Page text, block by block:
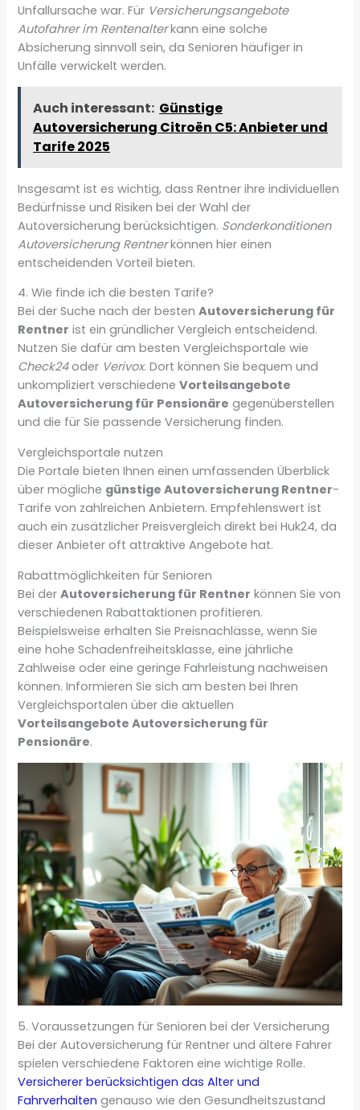
Unfallursache war. Für Versicherungsangebote
Autofahrer im Rentenalterkann eine solche
Absicherung sinnvoll sein, da Senioren häufiger in
Unfälle verwickelt werden.
Auch interessant: Günstige
Autoversicherung Citroën C5: Anbieter und
Tarife 2025
Insgesamt ist es wichtig, dass Rentner ihre individuellen
Bedürfnisse und Risiken bei der Wahl der
Autoversicherung berücksichtigen. Sonderkonditionen
Autoversicherung Rentnerkönnen hier einen
entscheidenden Vorteil bieten.
4. Wie finde ich die besten Tarife?
Bei der Suche nach der bestenAutoversicherung für
Rentner ist ein gründlicher Vergleich entscheidend.
Nutzen Sie dafür am besten Vergleichsportale wie
Check24oder Verivox. Dort können Sie bequem und
unkompliziert verschiedeneVorteilsangebote
Autoversicherung für Pensionäre gegenüberstellen
und die für Sie passende Versicherung finden.
Vergleichsportale nutzen
Die Portale bieten Ihnen einen umfassenden Überblick
über mögliche günstige Autoversicherung Rentner-
Tarife von zahlreichen Anbietern. Empfehlenswert ist
auch ein zusätzlicher Preisvergleich direkt bei Huk24, da
dieser Anbieter oft attraktive Angebote hat.
Rabattmöglichkeiten für Senioren
Bei derAutoversicherung für Rentner können Sie von
verschiedenen Rabattaktionen profitieren.
Beispielsweise erhalten Sie Preisnachlässe, wenn Sie
eine hohe Schadenfreiheitsklasse, eine jährliche
Zahlweise oder eine geringe Fahrleistung nachweisen
können. Informieren Sie sich am besten bei Ihren
Vergleichsportalen über die aktuellen
Vorteilsangebote Autoversicherung für
Pensionäre.
5. Voraussetzungen für Senioren bei der Versicherung
Bei der Autoversicherung für Rentner und ältere Fahrer
spielen verschiedene Faktoren eine wichtige Rolle.
Versicherer berücksichtigen das Alter und
Fahrverhalten genauso wie den Gesundheitszustand